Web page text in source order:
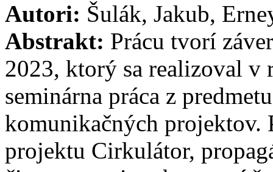
Autori: Šulák, Jakub,
Abstrakt: Prácu tvorí
2023, ktorý sa realizoval v
seminárna práca z
komunikačných projektov.
projektu Cirkulátor,